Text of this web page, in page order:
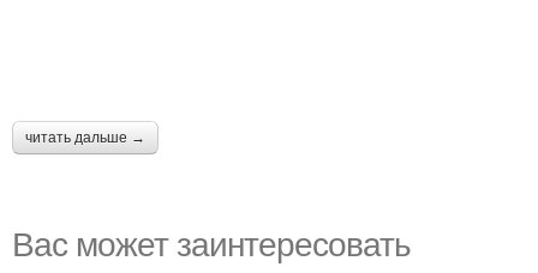
читать дальше →
Вас может заинтересовать